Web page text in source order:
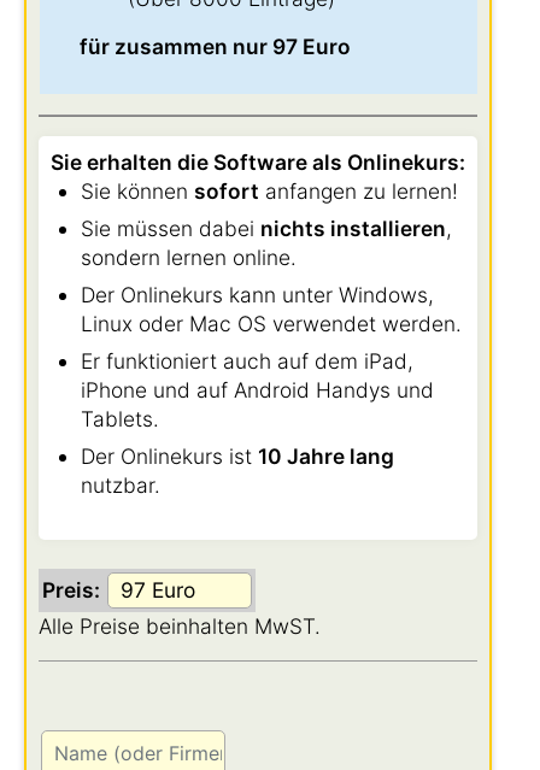
für zusammen nur 97 Euro
Sie erhalten die Software als Onlinekurs:
Sie können sofort anfangen zu lernen!
Sie müssen dabei nichts installieren,
sondern lernen online.
Der Onlinekurs kann unter Windows,
Linux oder Mac OS verwendet werden.
Er funktioniert auch auf dem iPad,
iPhone und auf Android Handys und
Tablets.
Der Onlinekurs ist 10 Jahre lang
nutzbar.
Preis:
Alle Preise beinhalten MwST.